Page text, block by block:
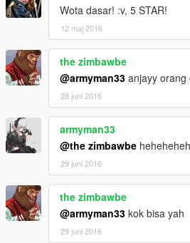
Wota dasar! :v, 5 STAR!
12 maj 2016
the zimbawbe
@armyman33 anjayy orang
28 juni 2016
armyman33
@the zimbawbe
29 juni 2016
the zimbawbe
@armyman33 kok bisa yah
29 juni 2016